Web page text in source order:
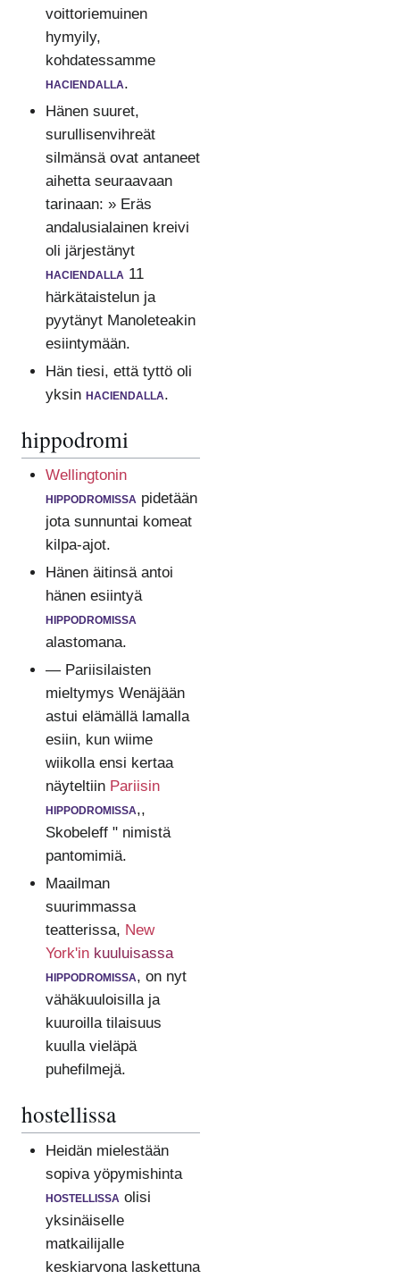
voittoriemuinen
hymyily,
kohdatessamme
haciendalla.
Hänen suuret,
surullisenvihreät
silmänsä ovat antaneet
aihetta seuraavaan
tarinaan: » Eräs
andalusialainen kreivi
oli järjestänyt
haciendalla 11
härkätaistelun ja
pyytänyt Manoleteakin
esiintymään.
Hän tiesi, että tyttö oli
yksin haciendalla.
hippodromi
Wellingtonin
hippodromissapidetään
jota sunnuntai komeat
kilpa-ajot.
Hänen äitinsä antoi
hänen esiintyä
hippodromissa
alastomana.
— Pariisilaisten
mieltymys Wenäjään
astui elämällä lamalla
esiin, kun wiime
wiikolla ensi kertaa
näyteltiin Pariisin
hippodromissa,,
Skobeleff " nimistä
pantomimiä.
Maailman
suurimmassa
teatterissa, New
York'in kuuluisassa
hippodromissa, on nyt
vähäkuuloisilla ja
kuuroilla tilaisuus
kuulla vieläpä
puhefilmejä.
hostellissa
Heidän mielestään
sopiva yöpymishinta
hostellissa olisi
yksinäiselle
matkailijalle
keskiarvona laskettuna